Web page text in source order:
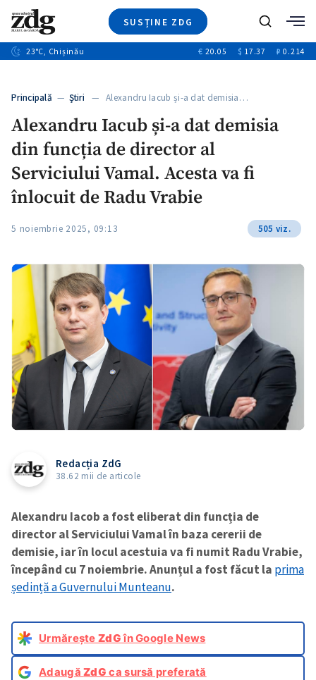
SUSȚINE ZDG
Ştiri
+13
Special
Blog
Caută
23°C, Chișinău € 20.05 $ 17.37 ₽ 0.214
Principală — Ştiri — Alexandru Iacub și-a dat demisia…
Alexandru Iacub și-a dat demisia
din funcția de director al
Serviciului Vamal. Acesta va fi
înlocuit de Radu Vrabie
5 noiembrie 2025, 09:13 505 viz.
Redacția ZdG
38.62 mii de articole
Alexandru Iacob a fost eliberat din funcția de
director al Serviciului Vamal în baza cererii de
demisie, iar în locul acestuia va fi numit Radu Vrabie,
începând cu 7 noiembrie. Anunțul a fost făcut la prima
ședință a Guvernului Munteanu.
Urmărește ZdGîn Google News
AdaugăZdG ca sursă preferată